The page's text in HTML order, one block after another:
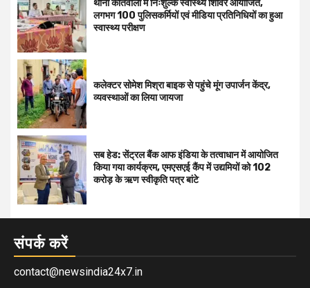
थाना कोतवाली में निःशुल्क स्वास्थ्य शिविर आयोजित,
लगभग 100 पुलिसकर्मियों एवं मीडिया प्रतिनिधियों का हुआ
स्वास्थ्य परीक्षण
कलेक्टर सोमेश मिश्रा बाइक से पहुंचे मूंग उपार्जन केंद्र,
व्यवस्थाओं का लिया जायजा
सब हेड: सेंट्रल बैंक आफ इंडिया के तत्वाधान में आयोजित
किया गया कार्यक्रम, एमएसएई कैंप में उद्यमियों को 102
करोड़ के ऋण स्वीकृति पत्र बांटे
संपर्क करें
contact@newsindia24x7.in